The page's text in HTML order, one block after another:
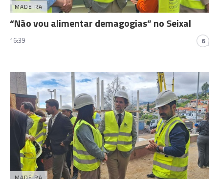
MADEIRA
“Não vou alimentar demagogias” no Seixal
16:39 6